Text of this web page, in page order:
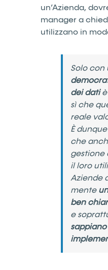
un’Azienda,
manager a
utilizzano in
Solo con
dei datiè
sì che
reale
È
che
gestione
il loro
Aziende
mente
ben
e
sappiano